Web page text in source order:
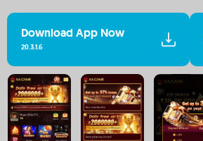
Download App Now
20.3.1.6